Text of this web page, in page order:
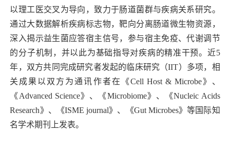
以理工医交叉为导向， 致力于肠道菌群与疾病关系研究。
通过大数据解析疾病标志物，靶向分离肠道微生物资源 ，
深入揭示益生菌应答宿主信号，参与宿主免疫、代谢调节
的分子机制， 并以此为基础指导对疾病的精准干预。 近5
年，双方共同完成研究者发起的临床研究（IIT）多项，相
关成果以双方为通讯作者在
《Cell Host & Microbe》、
《Advanced Science》、《Microbiome》、《Nucleic Acids
Research》、
《ISME journal》、 《Gut Microbes》等国际知
名学术期刊上发表。